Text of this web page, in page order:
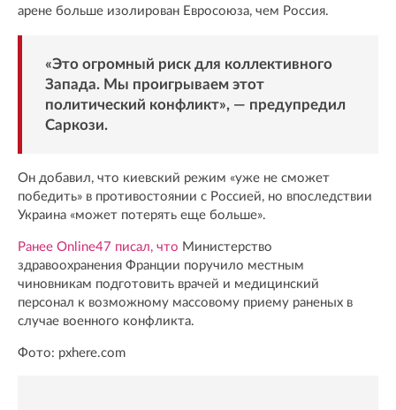
арене больше изолирован Евросоюза, чем Россия.
«Это огромный риск для коллективного
Запада. Мы проигрываем этот
политический конфликт», — предупредил
Саркози.
Он добавил, что киевский режим «уже не сможет
победить» в противостоянии с Россией, но впоследствии
Украина «может потерять еще больше».
Ранее Online47 писал, что Министерство
здравоохранения Франции поручило местным
чиновникам подготовить врачей и медицинский
персонал к возможному массовому приему раненых в
случае военного конфликта.
Фото: pxhere.com